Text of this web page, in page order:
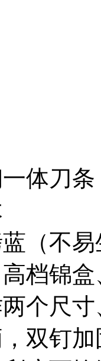
体刀条
（不
档锦
个尺
双钉